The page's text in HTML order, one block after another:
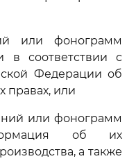
или фонограмм
в соответствии с
Федерации об
правах, или
или фонограмм
об их
а также